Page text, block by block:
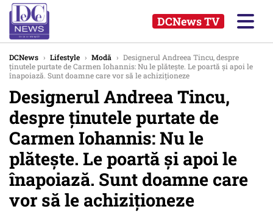
DCNews TV
DCNews › Lifestyle › Modă › Designerul Andreea Tincu, despre
ținutele purtate de Carmen Iohannis: Nu le plătește. Le poartă și apoi le
înapoiază. Sunt doamne care vor să le achiziționeze
Designerul Andreea Tincu,
despre ținutele purtate de
Carmen Iohannis: Nu le
plătește. Le poartă și apoi le
înapoiază. Sunt doamne care
vor să le achiziționeze